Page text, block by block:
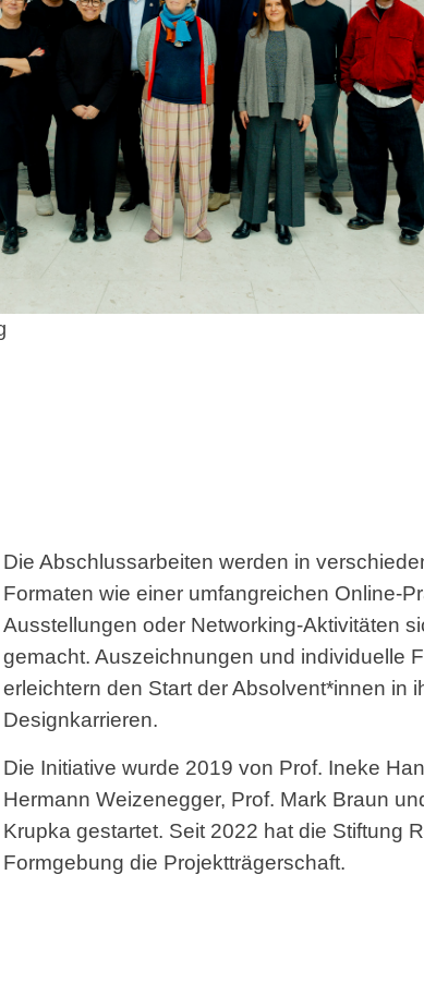
Die Abschlussarbeiten werden in
Formaten wie einer umfangreichen Online-
Ausstellungen oder Networking-Aktivitäten
gemacht. Auszeichnungen und individuelle
erleichtern den Start der Absolvent*innen in
Designkarrieren.
Die Initiative wurde 2019 von Prof. Ineke
Hermann Weizenegger, Prof. Mark Braun
Krupka gestartet. Seit 2022 hat die Stiftung
Formgebung die Projektträgerschaft.